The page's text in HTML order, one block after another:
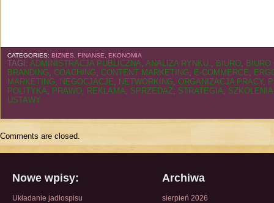
CATEGORIES: BIZNES, FINANSE, EKONOMIA
TAGI: ADMINISTRACJA PUBLICZNA, ANALIZA RYNKU., BIURO, BIURO
BRANDING, COACHING, CONTENT MARKETING, E-COMMERCE,
MARKETING, NEGOCJACJE, NETWORKING, ORGANIZACJA PRACY,
POLITYKA, PRAWO, REKLAMA, SPRZEDAŻ, STRATEGIA,
USTAWY
Comments are closed.
Nowe wpisy:
Układanie jadłospisu
Archiwa
sierpień 2026